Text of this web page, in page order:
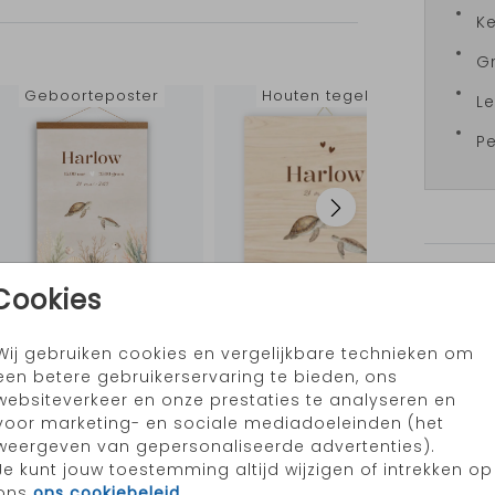
gebruiken cookies en vergelijkbare technieken om
betere gebruikerservaring te bieden, ons
en onze prestaties te analyseren en
marketing- en sociale mediadoeleinden (het
van gepersonaliseerde advertenties).
kunt jouw toestemming altijd wijzigen of intrekken op
Geboorteposter Houten tegeltje
Kraambezoekboek Kraambezoekboek